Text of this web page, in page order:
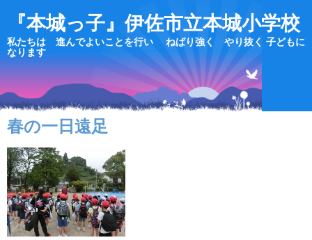
『本城っ子』伊佐市立本城小学校
私たちは 進んでよいことを行い ねばり強く やり抜く 子どもに
なります
春の一日遠足